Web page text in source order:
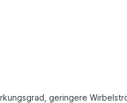
geringere